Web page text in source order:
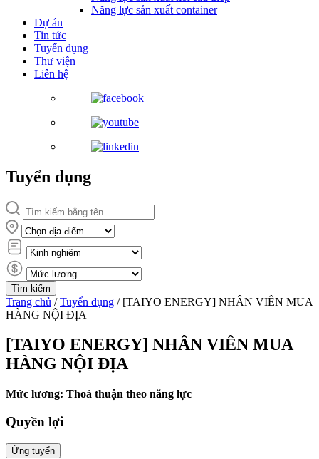
Năng lực sản xuất container
Dự án
Tin tức
Tuyển dụng
Thư viện
Liên hệ
Tuyển dụng
Trang chủ /Tuyển dụng / [TAIYO ENERGY] NHÂN VIÊN MUA
HÀNG NỘI ĐỊA
[TAIYO ENERGY] NHÂN VIÊN MUA
HÀNG NỘI ĐỊA
Mức lương: Thoả thuận theo năng lực
Quyền lợi
Ứng tuyển